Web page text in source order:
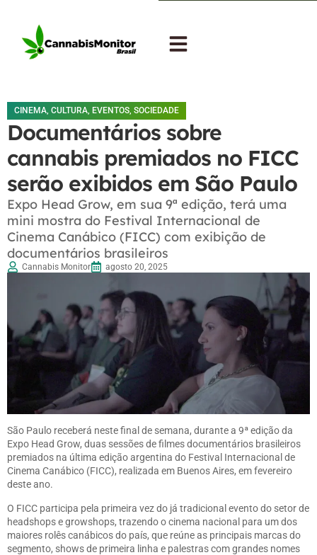
CINEMA, CULTURA, EVENTOS, SOCIEDADE
Documentários sobre
cannabis premiados no FICC
serão exibidos em São Paulo
Expo Head Grow, em sua 9ª edição, terá uma
mini mostra do Festival Internacional de
Cinema Canábico (FICC) com exibição de
documentários brasileiros
Cannabis Monitor agosto 20, 2025
São Paulo receberá neste final de semana, durante a 9ª edição da
Expo Head Grow, duas sessões de filmes documentários brasileiros
premiados na última edição argentina do Festival Internacional de
Cinema Canábico (FICC), realizada em Buenos Aires, em fevereiro
deste ano.
O FICC participa pela primeira vez do já tradicional evento do setor de
headshops e growshops, trazendo o cinema nacional para um dos
maiores rolês canábicos do país, que reúne as principais marcas do
segmento, shows de primeira linha e palestras com grandes nomes